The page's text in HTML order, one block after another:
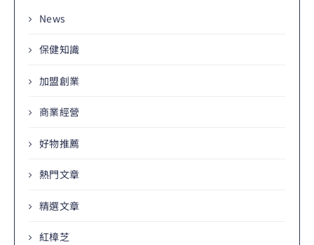
News
保健知識
加盟創業
商業經營
好物推薦
熱門文章
精選文章
紅樟芝